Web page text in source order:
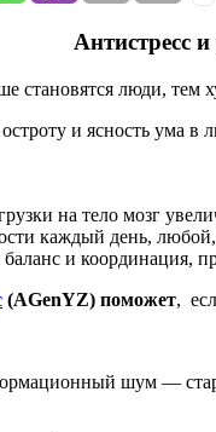
Антистресс
люди, тем
и ясность ума
на тело мозг
каждый день, любой,
и координация,
(AGenYZ) поможет,
шум —